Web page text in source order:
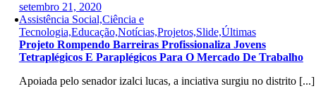
setembro 21, 2020
Assistência Social,Ciência e
Tecnologia,Educação,Notícias,Projetos,Slide,Últimas
Projeto Rompendo Barreiras Profissionaliza Jovens
Tetraplégicos E Paraplégicos Para O Mercado De Trabalho
Apoiada pelo senador izalci lucas, a inciativa surgiu no distrito [...]